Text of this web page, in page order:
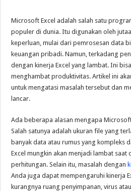
Microsoft Excel adalah salah satu
populer di dunia. Itu digunakan oleh
keperluan, mulai dari pemrosesan data
keuangan pribadi. Namun, terkadang
dengan kinerja Excel yang lambat. Ini
menghambat produktivitas. Artikel ini
untuk mengatasi masalah tersebut dan
lancar.
Ada beberapa alasan mengapa
Salah satunya adalah ukuran file yang
banyak data atau rumus yang kompleks
Excel mungkin akan menjadi lambat saat
perhitungan. Selain itu, masalah dengan
Anda juga dapat mempengaruhi kinerja
kurangnya ruang penyimpanan, virus